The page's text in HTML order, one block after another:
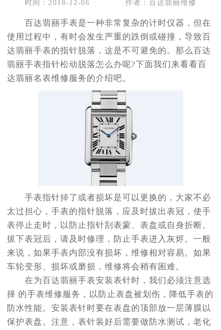
时间：2018-12-06 作者：百达翡丽维修
百达翡丽手表是一种非常复杂的计时仪器，但在
使用过程中，有时会发生严重的跌倒或碰撞，导致百
达翡丽手表的指针脱落，这是不可避免的。那么百达
翡丽手表指针松动脱落怎么办呢?下面我们来看看百
达翡丽名表维修服务的介绍吧。
手表指针掉了或者损坏是可以更换的，大家不必
太过担心，手表的指针脱落，应及时拔出表冠，使手
表停止走时，以防止指针刮表蒙、表盘或自身折断。
拔下表冠后，请及时修理，防止手表进入灰烬。一般
来说，如果手表内部没有损坏，维修相对容易。如果
车轮变形、损坏或磨损，维修将会稍有困难。
在为百达翡丽手表安装表针时，我们必须注意选
择 的手表维修服务，以防止表盘被划伤，降低手表的
防水性能。安装表针时要在表盘的顶部放一层薄膜以
保护表盘。注意，表针装好后需要做防水测试，老化